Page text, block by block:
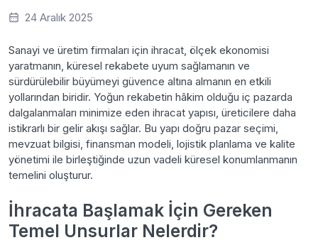
24 Aralık 2025
Sanayi ve üretim firmaları için ihracat, ölçek ekonomisi
yaratmanın, küresel rekabete uyum sağlamanın ve
sürdürülebilir büyümeyi güvence altına almanın en etkili
yollarından biridir. Yoğun rekabetin hâkim olduğu iç pazarda
dalgalanmaları minimize eden ihracat yapısı, üreticilere daha
istikrarlı bir gelir akışı sağlar. Bu yapı doğru pazar seçimi,
mevzuat bilgisi, finansman modeli, lojistik planlama ve kalite
yönetimi ile birleştiğinde uzun vadeli küresel konumlanmanın
temelini oluşturur.
İhracata Başlamak İçin Gereken
Temel Unsurlar Nelerdir?